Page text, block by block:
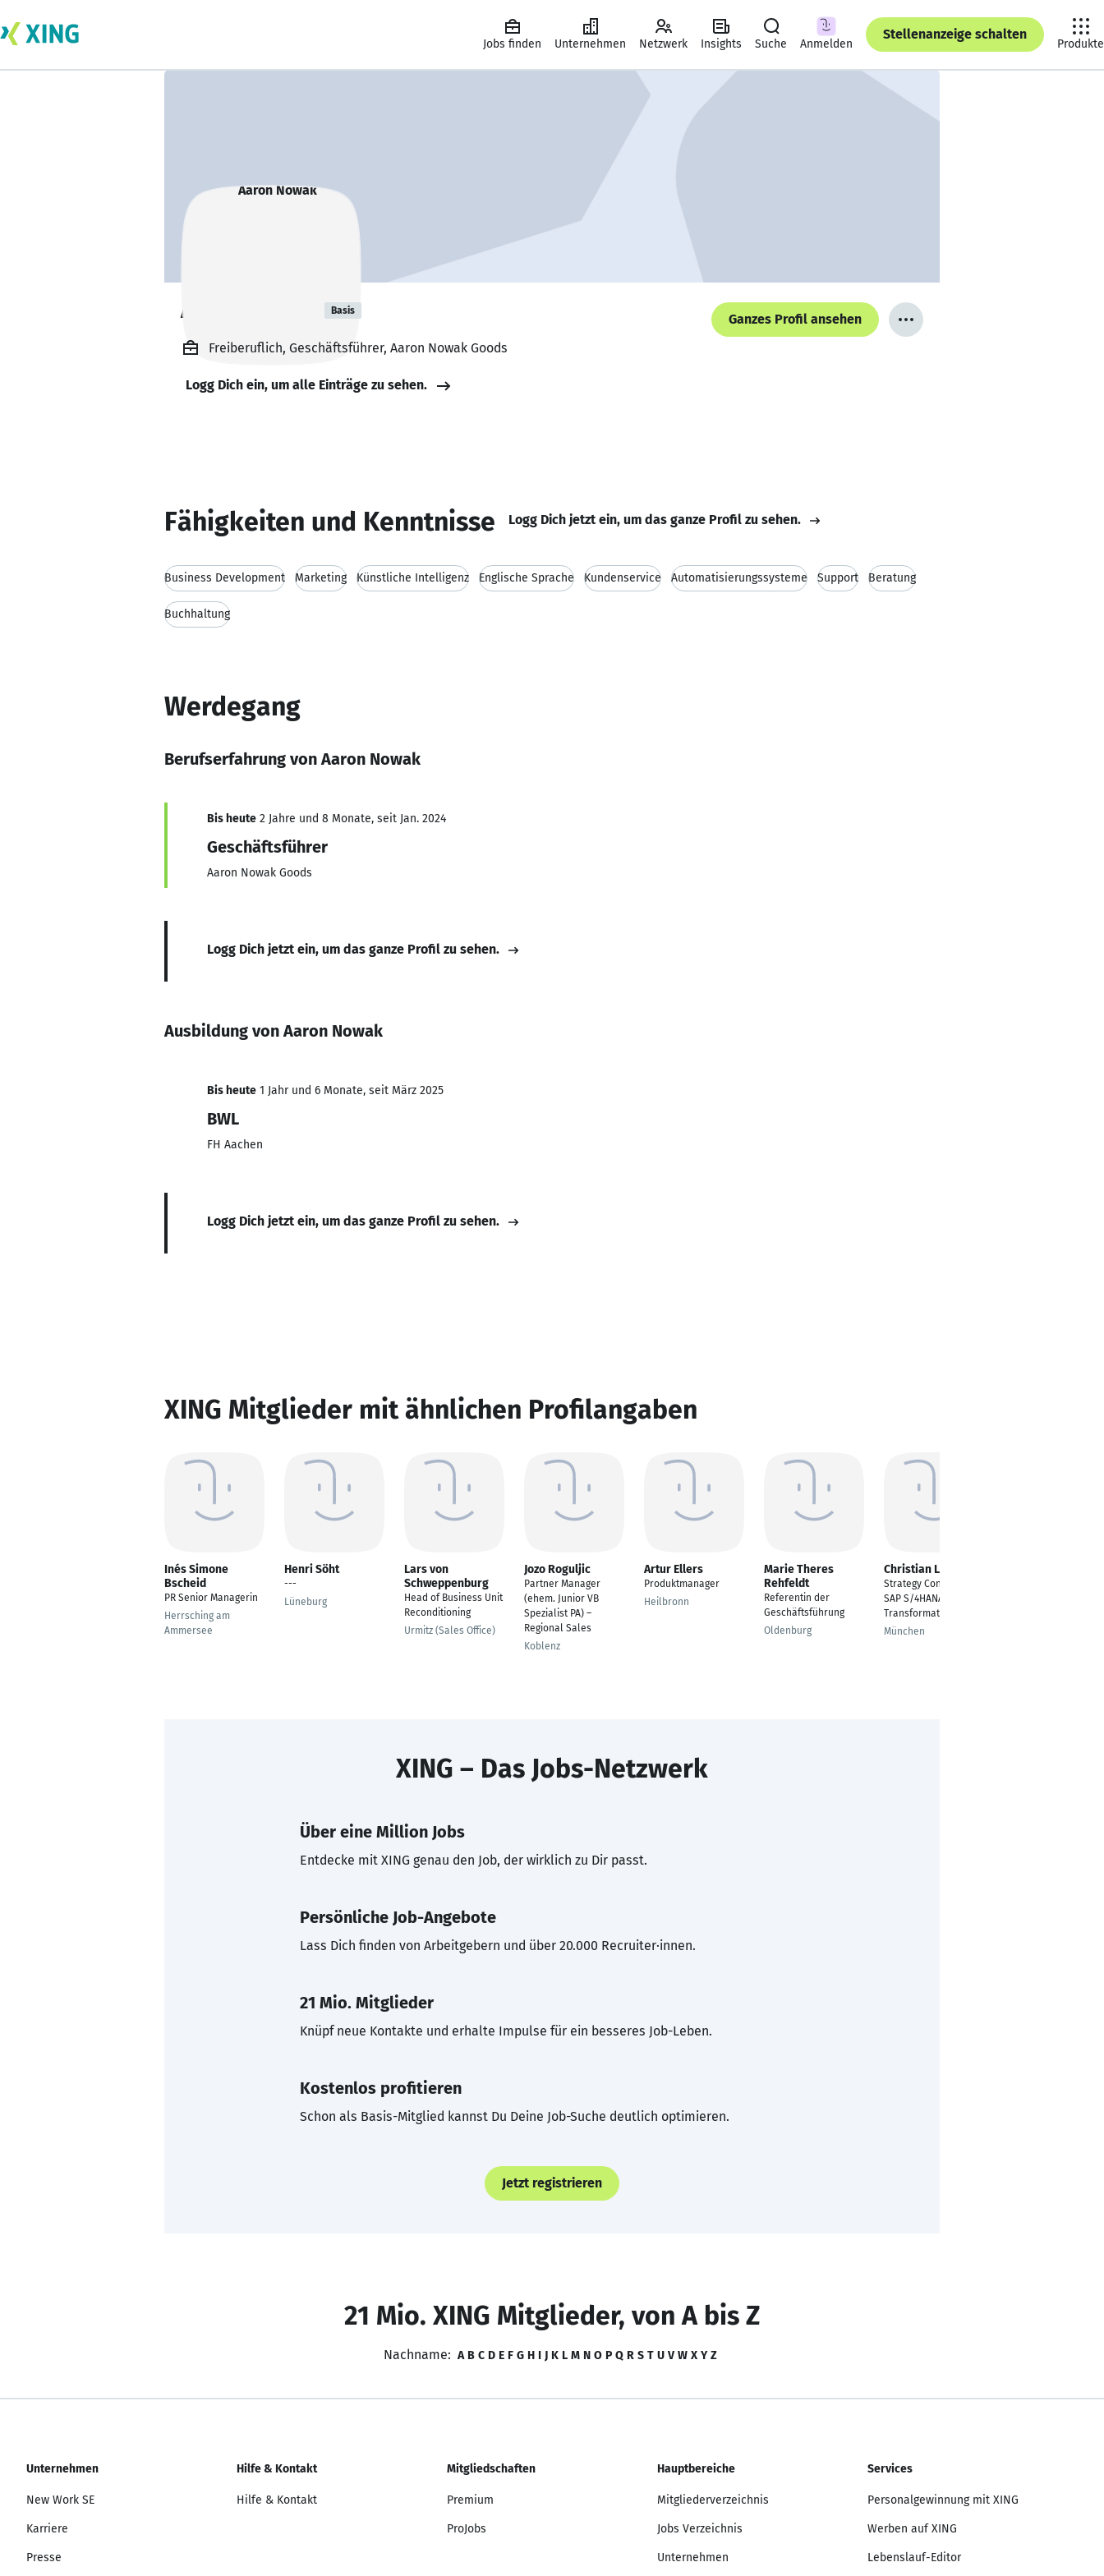
Jobs finden Unternehmen Netzwerk Insights Suche Anmelden
Stellenanzeige schalten
Produkte
Aaron Nowak Basis
Ganzes Profil ansehen
Freiberuflich, Geschäftsführer, Aaron Nowak Goods
Logg Dich ein, um alle Einträge zu sehen.
Fähigkeiten und Kenntnisse Logg Dich jetzt ein, um das ganze Profil zu sehen.
Business Development Marketing Künstliche Intelligenz Englische Sprache Kundenservice Automatisierungssysteme Support Beratung
Buchhaltung
Werdegang
Berufserfahrung von Aaron Nowak
Bis heute 2 Jahre und 8 Monate, seit Jan. 2024
Geschäftsführer
Aaron Nowak Goods
Logg Dich jetzt ein, um das ganze Profil zu sehen.
Ausbildung von Aaron Nowak
Bis heute 1 Jahr und 6 Monate, seit März 2025
BWL
FH Aachen
Logg Dich jetzt ein, um das ganze Profil zu sehen.
XING Mitglieder mit ähnlichen Profilangaben
Inés Simone
Bscheid
PR Senior Managerin
Herrsching am
Ammersee
Henri Söht
---
Lüneburg
Lars von
Schweppenburg
Head of Business Unit
Reconditioning
Urmitz (Sales Office)
Jozo Roguljic
Partner Manager
(ehem. Junior VB
Spezialist PA) –
Regional Sales
Koblenz
Artur Ellers
Produktmanager
Heilbronn
Marie Theres
Rehfeldt
Referentin der
Geschäftsführung
Oldenburg
Christian Lenz
Strategy Consultant
SAP S/4HANA
Transformation
München
XING – Das Jobs-Netzwerk
Über eine Million Jobs
Entdecke mit XING genau den Job, der wirklich zu Dir passt.
Persönliche Job-Angebote
Lass Dich finden von Arbeitgebern und über 20.000 Recruiter·innen.
21 Mio. Mitglieder
Knüpf neue Kontakte und erhalte Impulse für ein besseres Job-Leben.
Kostenlos profitieren
Schon als Basis-Mitglied kannst Du Deine Job-Suche deutlich optimieren.
Jetzt registrieren
21 Mio. XING Mitglieder, von A bis Z
Nachname: A B C D E F G H I J K L M N O P Q R S T U V W X Y Z
Unternehmen
New Work SE
Karriere
Presse
Hilfe & Kontakt
Hilfe & Kontakt
Mitgliedschaften
Premium
ProJobs
Hauptbereiche
Mitgliederverzeichnis
Jobs Verzeichnis
Unternehmen
Services
Personalgewinnung mit XING
Werben auf XING
Lebenslauf-Editor